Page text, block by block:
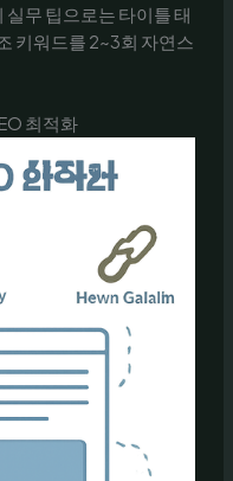
무 팁으로는 타이틀 태
키워드를 2~3회 자연스
최적화